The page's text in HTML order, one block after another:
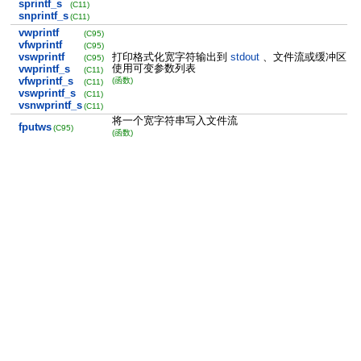
sprintf_s
snprintf_s
(C11)
(C11)
vwprintf
vfwprintf
vswprintf
vwprintf_s
vfwprintf_s
vswprintf_s
vsnwprintf_s
(C95)
(C95)
(C95)
(C11)
(C11)
(C11)
(C11)
打印格式化宽字符输出到 stdout、文件流或缓冲区
使用可变参数列表
(函数)
fputws (C95)
将一个宽字符串写入文件流
(函数)